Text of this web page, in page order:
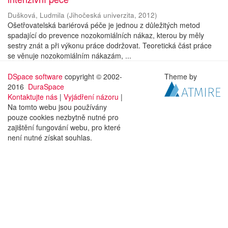
Dušková, Ludmila (Jihočeská univerzita, 2012)
Ošetřovatelská bariérová péče je jednou z důležitých metod
spadající do prevence nozokomiálních nákaz, kterou by měly
sestry znát a při výkonu práce dodržovat. Teoretická část práce
se věnuje nozokomiálním nákazám, ...
DSpace software copyright © 2002-
2016 DuraSpace
Kontaktujte nás | Vyjádření názoru |
Na tomto webu jsou používány
pouze cookies nezbytně nutné pro
zajištění fungování webu, pro které
není nutné získat souhlas.
Theme by